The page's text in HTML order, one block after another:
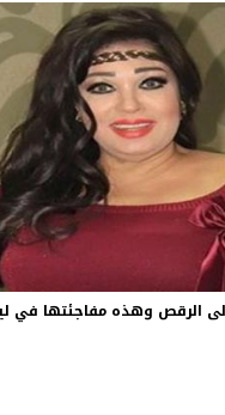
الرقص وهذه مفاجئتها في